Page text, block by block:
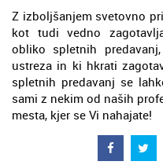
Z izboljšanjem svetovno
kot tudi vedno
obliko spletnih
ustreza in ki hkrati
spletnih predavanj se
sami z nekim od naših
mesta, kjer se Vi nahajate!